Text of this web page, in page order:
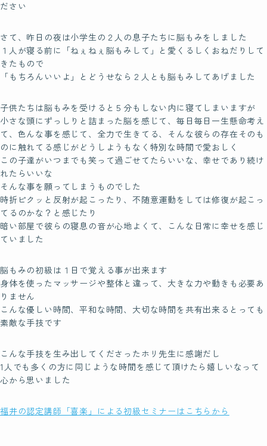
ホリ先生について
Founder
受講生の声
認定講師
Instructor
北海道
東北
中部
近畿
四国
九州・沖縄
ださい
さて、昨日の夜は小学生の２人の息子たちに脳もみをしました
１人が寝る前に「ねぇねぇ脳もみして」と愛くるしくおねだりして
きたもので
「もちろんいいよ」とどうせなら２人とも脳もみしてあげました
子供たちは脳もみを受けると５分もしない内に寝てしまいますが
小さな頭にずっしりと詰まった脳を感じて、毎日毎日一生懸命考え
て、色んな事を感じて、全力で生きてる、そんな彼らの存在そのも
のに触れてる感じがどうしようもなく特別な時間で愛おしく
この子達がいつまでも笑って過ごせてたらいいな、幸せであり続け
れたらいいな
そんな事を願ってしまうものでした
時折ピクッと反射が起こったり、不随意運動をしては修復が起こっ
てるのかな？と感じたり
暗い部屋で彼らの寝息の音が心地よくて、こんな日常に幸せを感じ
ていました
脳もみの初級は１日で覚える事が出来ます
身体を使ったマッサージや整体と違って、大きな力や動きも必要あ
りません
こんな優しい時間、平和な時間、大切な時間を共有出来るとっても
素敵な手技です
こんな手技を生み出してくださったホリ先生に感謝だし
1人でも多くの方に同じような時間を感じて頂けたら嬉しいなって
心から思いました
福井の認定講師「喜楽」による初級セミナーはこちらから